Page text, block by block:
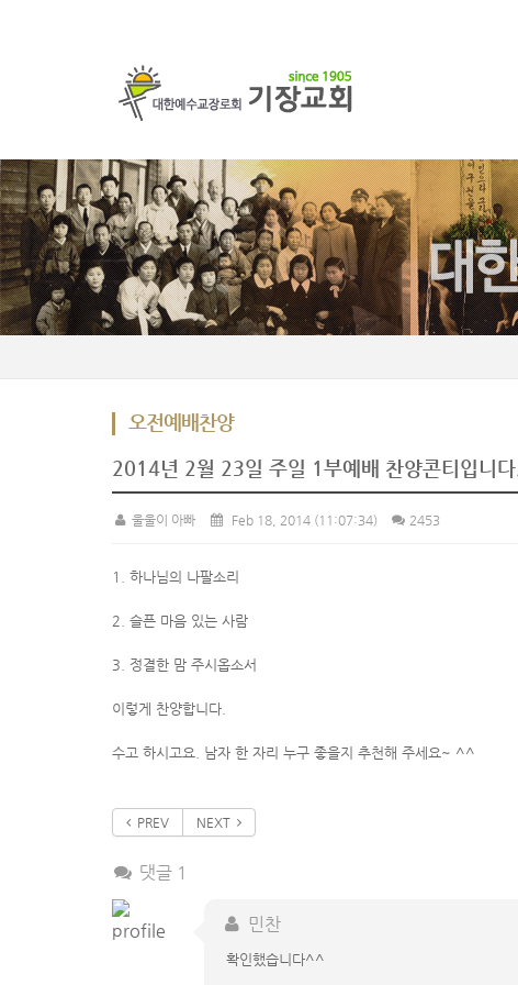
오전예배찬양
2014년 2월 23일 주일 1부예배 찬양콘티입니다.
울울이 아빠 Feb 18, 2014 (11:07:34) 2453
1. 하나님의 나팔소리
2. 슬픈 마음 있는 사람
3. 정결한 맘 주시옵소서
이렇게 찬양합니다.
수고 하시고요. 남자 한 자리 누구 좋을지 추천해 주세요~ ^^
PREV NEXT
댓글 1
민찬
확인했습니다^^